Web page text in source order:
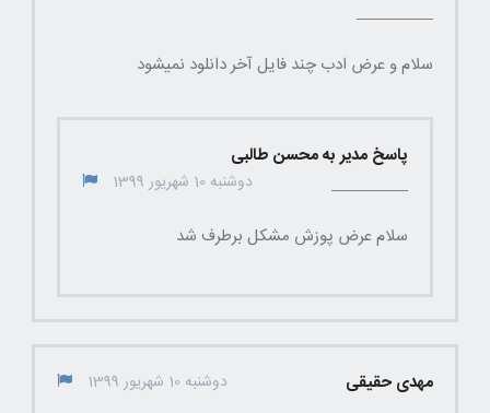
سلام و عرض ادب چند فایل آخر دانلود نمیشود
پاسخ مدیر به محسن طالبی
دوشنبه 10 شهریور 1399
سلام عرض پوزش مشکل برطرف شد
مهدی حقیقی دوشنبه 10 شهریور 1399